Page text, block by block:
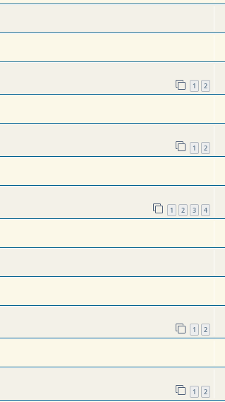
1 2
1 2
1 2 3 4
1 2
1 2